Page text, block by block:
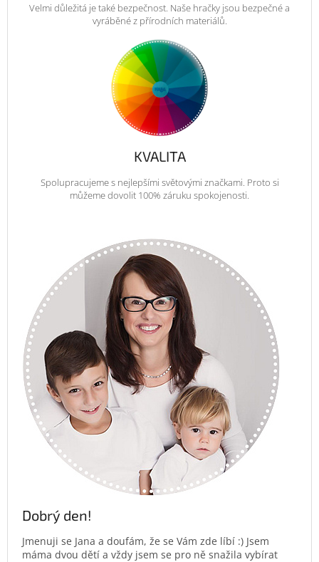
Velmi důležitá je také bezpečnost. Naše hračky jsou bezpečné a
vyráběné z přírodních materiálů.
KVALITA
Spolupracujeme s nejlepšími světovými značkami. Proto si
můžeme dovolit 100% záruku spokojenosti.
Dobrý den!
Jmenuji se Jana a doufám, že se Vám zde líbí :) Jsem
máma dvou dětí a vždy jsem se pro ně snažila vybírat